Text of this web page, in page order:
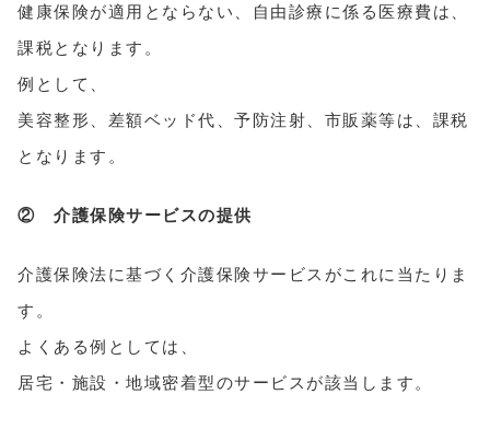
健康保険が適用とならない、自由診療に係る医療費は、
課税となります。
例として、
美容整形、差額ベッド代、予防注射、市販薬等は、課税
となります。
② 介護保険サービスの提供
介護保険法に基づく介護保険サービスがこれに当たりま
す。
よくある例としては、
居宅・施設・地域密着型のサービスが該当します。